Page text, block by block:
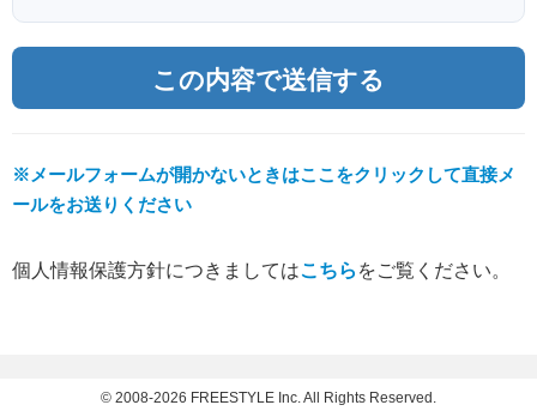
※メールフォームが開かないときはここをクリックして直接メ
ールをお送りください
個人情報保護方針につきましてはこちら をご覧ください。
© 2008-2026 FREESTYLE Inc. All Rights Reserved.